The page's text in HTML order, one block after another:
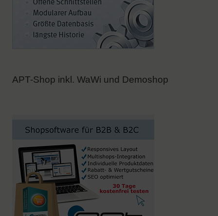
APT-Shop inkl. WaWi und Demoshop